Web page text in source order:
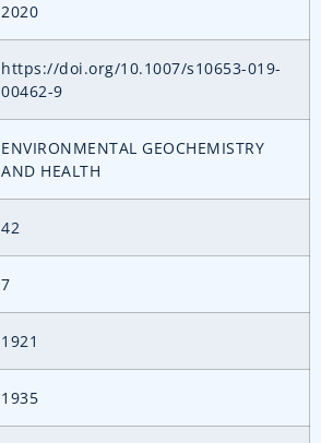
2020
https://doi.org/10.1007/s10653-019-
00462-9
ENVIRONMENTAL GEOCHEMISTRY
AND HEALTH
42
7
1921
1935